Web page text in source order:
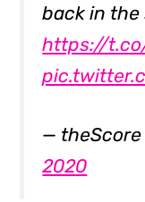
back in the
https://
—
2020